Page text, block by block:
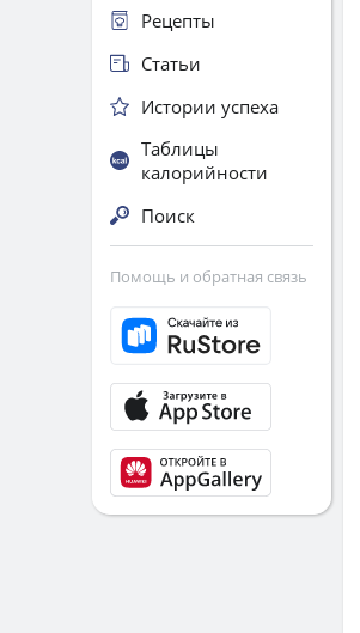
Рецепты
Статьи
Истории успеха
Таблицы
калорийности
Поиск
Помощь и обратная связь